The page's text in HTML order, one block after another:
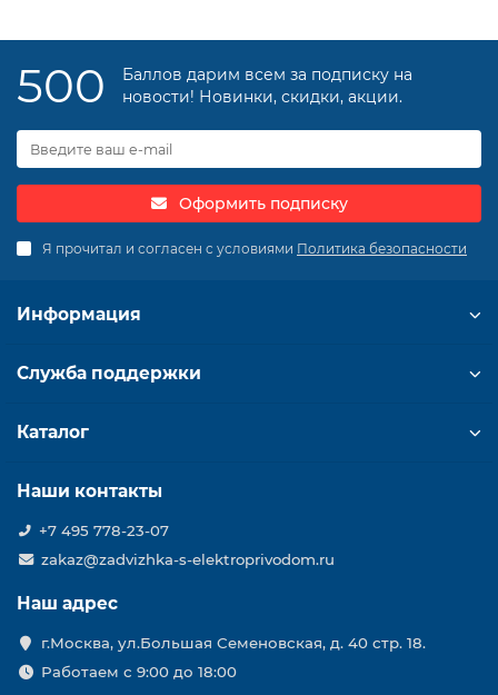
500
Баллов дарим всем за подписку на
новости! Новинки, скидки, акции.
Оформить подписку
Я прочитал и согласен с условиями Политика безопасности
Информация
Служба поддержки
Каталог
Наши контакты
+7 495 778-23-07
zakaz@zadvizhka-s-elektroprivodom.ru
Наш адрес
г.Москва, ул.Большая Семеновская, д. 40 стр. 18.
Работаем с 9:00 до 18:00